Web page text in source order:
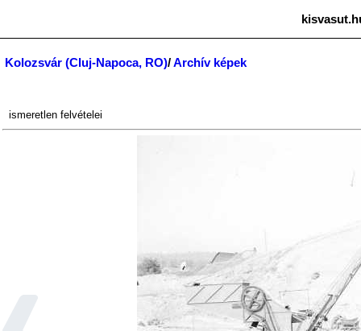
Kolozsvár (Cluj-Napoca, RO)/Archív képek
ismeretlen felvételei